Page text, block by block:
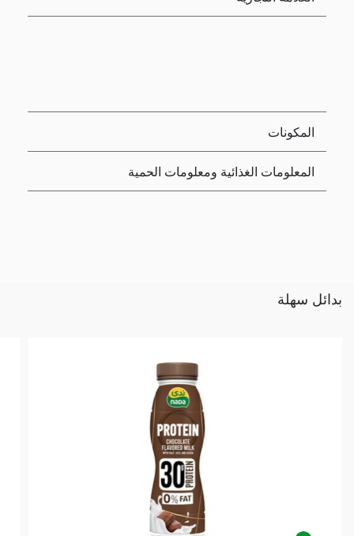
المكونات
المعلومات الغذائية ومعلومات الحمية
بدائل سهلة